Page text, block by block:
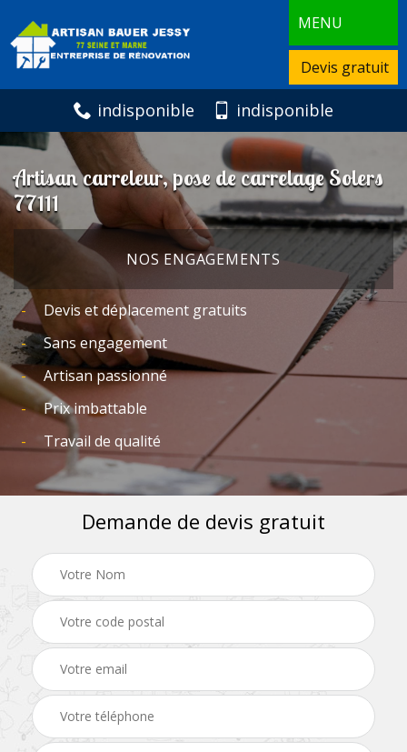
MENU
Devis gratuit
indisponible indisponible
Artisan carreleur, pose de carrelage Solers
77111
NOS ENGAGEMENTS
Devis et déplacement gratuits
Sans engagement
Artisan passionné
Prix imbattable
Travail de qualité
Demande de devis gratuit